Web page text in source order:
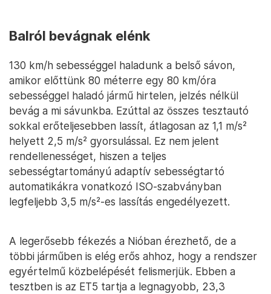
Balról bevágnak elénk
130 km/h sebességgel haladunk a belső sávon,
amikor előttünk 80 méterre egy 80 km/óra
sebességgel haladó jármű hirtelen, jelzés nélkül
bevág a mi sávunkba. Ezúttal az összes tesztautó
sokkal erőteljesebben lassít, átlagosan az 1,1 m/s²
helyett 2,5 m/s² gyorsulással. Ez nem jelent
rendellenességet, hiszen a teljes
sebességtartományú adaptív sebességtartó
automatikákra vonatkozó ISO-szabványban
legfeljebb 3,5 m/s²-es lassítás engedélyezett.
A legerősebb fékezés a Nióban érezhető, de a
többi járműben is elég erős ahhoz, hogy a rendszer
egyértelmű közbelépését felismerjük. Ebben a
tesztben is az ET5 tartja a legnagyobb, 23,3